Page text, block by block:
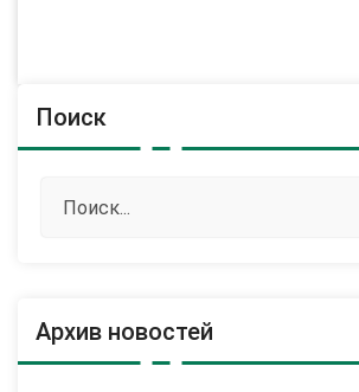
Поиск
Архив новостей